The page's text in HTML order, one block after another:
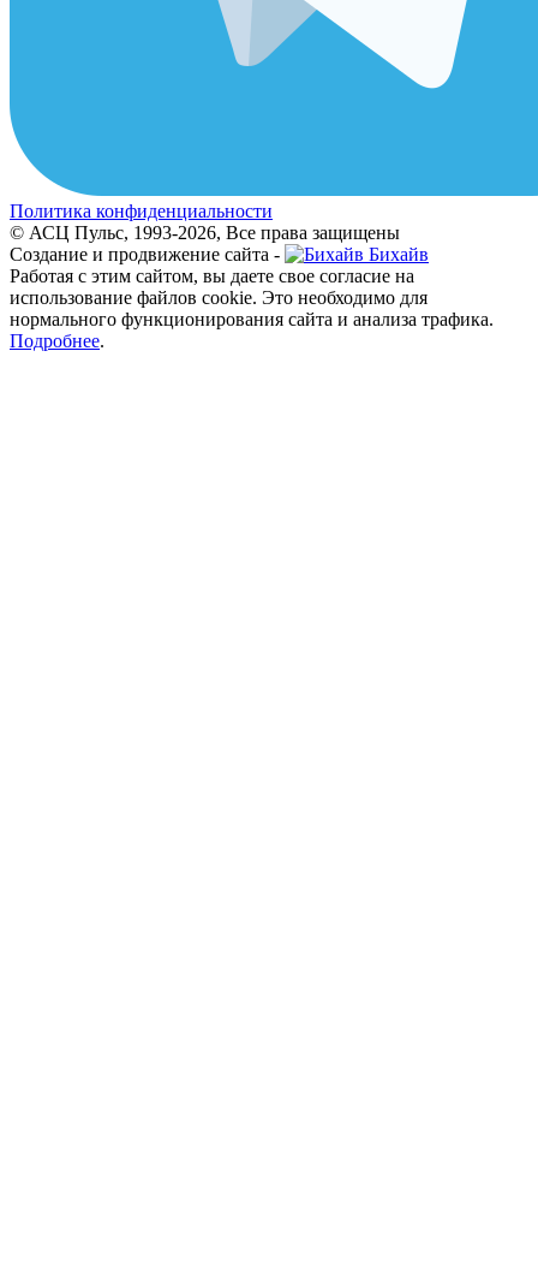
Политика конфиденциальности
© АСЦ Пульс, 1993-2026, Все права защищены
Создание и продвижение сайта -
Бихайв
Работая с этим сайтом, вы даете свое согласие на
использование файлов cookie. Это необходимо для
нормального функционирования сайта и анализа трафика.
Подробнее.